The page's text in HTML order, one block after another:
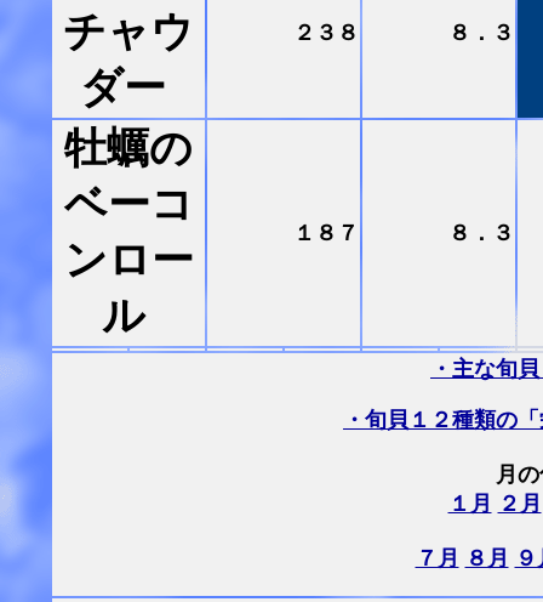
チャウ
ダー
２３８ ８．３
牡蠣の
ベーコ
ンロー
ル
１８７ ８．３
・主な旬
・旬貝１２種類の
月
１月
２月
７月 ８月